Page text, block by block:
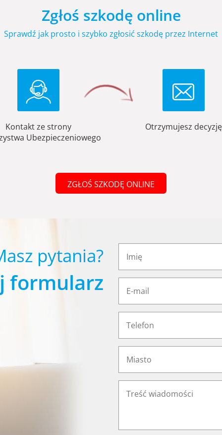
Zgłoś szkodę online
Sprawdź jak prosto i szybko zgłosić szkodę przez Internet
Kontakt ze strony
Ubezpieczeniowego
Otrzymujesz decyzję
ZGŁOŚ SZKODĘ ONLINE
pytania?
formularz